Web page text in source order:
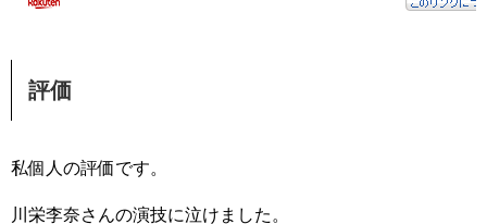
評価
私個人の評価です。
川栄李奈さんの演技に泣けました。